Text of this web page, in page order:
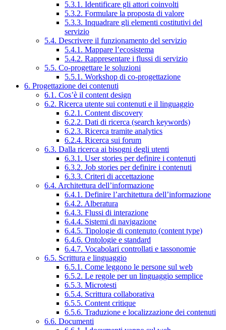
5.3.1. Identificare gli attori coinvolti
5.3.2. Formulare la proposta di valore
5.3.3. Inquadrare gli elementi costitutivi del
servizio
5.4. Descrivere il funzionamento del servizio
5.4.1. Mappare l’ecosistema
5.4.2. Rappresentare i flussi di servizio
5.5. Co-progettare le soluzioni
5.5.1. Workshop di co-progettazione
6. Progettazione dei contenuti
6.1. Cos’è il content design
6.2. Ricerca utente sui contenuti e il linguaggio
6.2.1. Content discovery
6.2.2. Dati di ricerca (search keywords)
6.2.3. Ricerca tramite analytics
6.2.4. Ricerca sui forum
6.3. Dalla ricerca ai bisogni degli utenti
6.3.1. User stories per definire i contenuti
6.3.2. Job stories per definire i contenuti
6.3.3. Criteri di accettazione
6.4. Architettura dell’informazione
6.4.1. Definire l’architettura dell’informazione
6.4.2. Alberatura
6.4.3. Flussi di interazione
6.4.4. Sistemi di navigazione
6.4.5. Tipologie di contenuto (content type)
6.4.6. Ontologie e standard
6.4.7. Vocabolari controllati e tassonomie
6.5. Scrittura e linguaggio
6.5.1. Come leggono le persone sul web
6.5.2. Le regole per un linguaggio semplice
6.5.3. Microtesti
6.5.4. Scrittura collaborativa
6.5.5. Content critique
6.5.6. Traduzione e localizzazione dei contenuti
6.6. Documenti